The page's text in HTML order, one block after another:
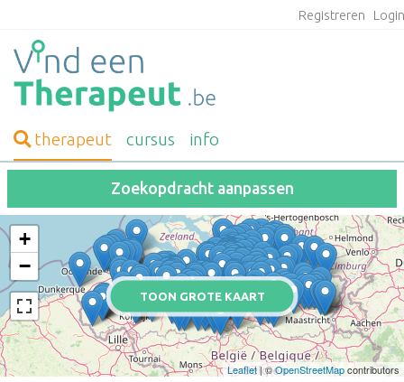
Registreren
therapeut cursus info
Zoekopdracht aanpassen
TOON GROTE KAART
+
−
Leaflet| ©OpenStreetMapcontributors